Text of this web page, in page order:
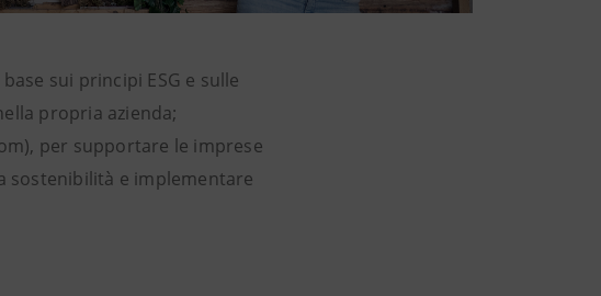
sui principi ESG e sulle
propria azienda;
per supportare le imprese
sostenibilità e implementare